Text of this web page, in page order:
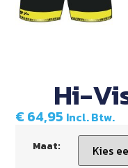
Hi-
€ 64,95 Incl. Btw.
Maat: